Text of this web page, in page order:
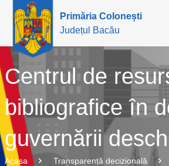
Primăria Colonești
Județul Bacău
Centrul de
bibliografice în
guvernării
Acasa Transparență decizională